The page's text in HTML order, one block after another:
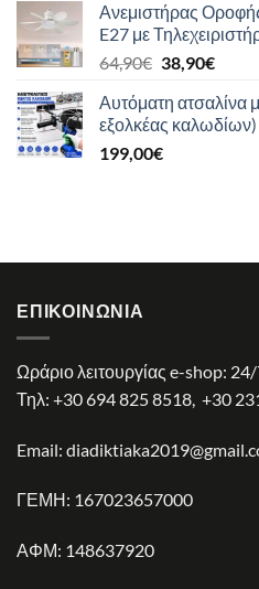
Ανεμιστήρας
E27 με
64,90€ Original
was:
64,90€.
38,90€Η
τιμή
είναι:
Αυτόματη ατσαλίνα
εξολκέας καλωδίων)
199,00€
ΕΠΙΚΟΙΝΩΝΊΑ
Ωράριο λειτουργίας e-shop:
Τηλ: +30 694 825 8518, +30
Email:
ΓΕΜΗ: 167023657000
ΑΦΜ: 148637920